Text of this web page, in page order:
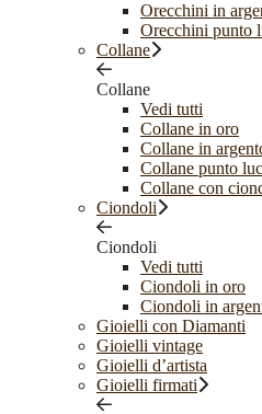
Orecchini in
Orecchini punto
Collane
Collane
Vedi tutti
Collane in oro
Collane in
Collane punto
Collane con
Ciondoli
Ciondoli
Vedi tutti
Ciondoli in oro
Ciondoli in
Gioielli con Diamanti
Gioielli vintage
Gioielli d’artista
Gioielli firmati